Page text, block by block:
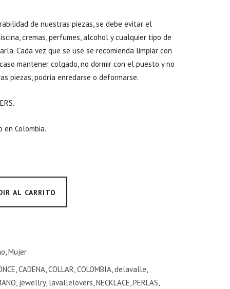
de nuestras piezas, se debe evitar el
cremas, perfumes, alcohol y cualquier tipo de
Cada vez que se use se recomienda limpiar con
mantener colgado, no dormir con el puesto y no
piezas, podría enredarse o deformarse.
en Colombia.
AL CARRITO
Mujer
CADENA COLLAR COLOMBIA delavalle
jewellry, lavallelovers NECKLACE PERLAS